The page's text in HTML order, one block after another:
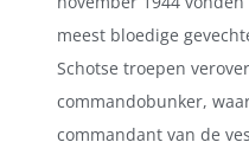
meest bloedige
Schotse troepen
commandobunker,
commandant van de